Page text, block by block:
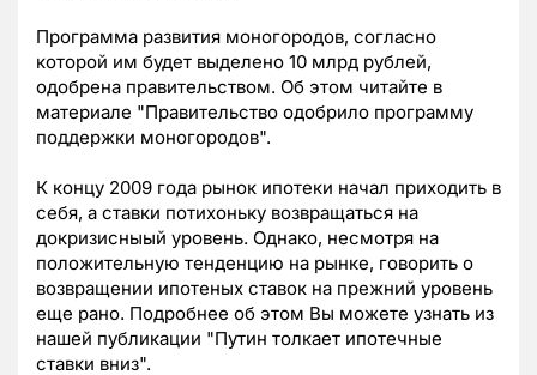
Программа развития моногородов, согласно
которой им будет выделено 10 млрд рублей,
одобрена правительством. Об этом читайте в
материале "Правительство одобрило программу
поддержки моногородов".
К концу 2009 года рынок ипотеки начал приходить в
себя, а ставки потихоньку возвращаться на
докризисныый уровень. Однако, несмотря на
положительную тенденцию на рынке, говорить о
возвращении ипотеных ставок на прежний уровень
еще рано. Подробнее об этом Вы можете узнать из
нашей публикации "Путин толкает ипотечные
ставки вниз".